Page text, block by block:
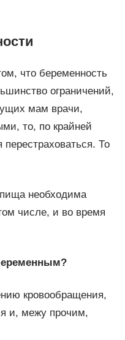
что беременность
ограничений,
мам врачи,
то, по крайней
То
необходима
числе, и во время
кровообращения,
и, межу прочим,